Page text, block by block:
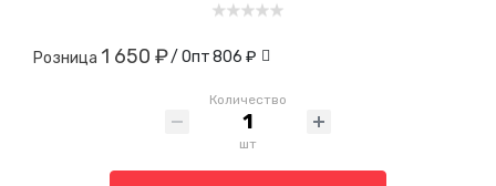
Розница 1 650 ₽/ Опт806 ₽
Количество
шт